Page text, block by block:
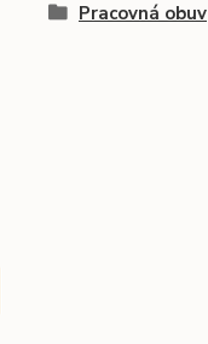
Pracovná obuv